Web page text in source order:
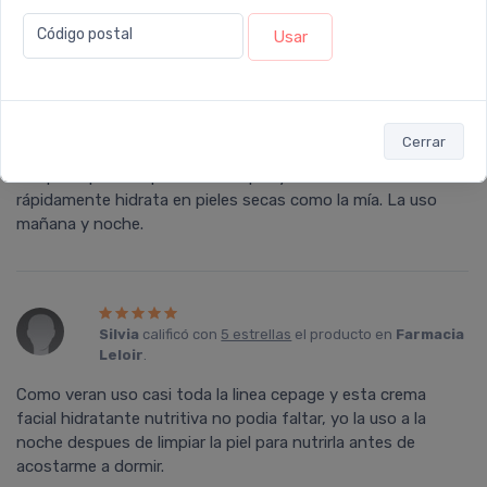
Código postal Usar
Cerrar
Tengo la piel seca, sensible y con rosácea, y la verdad que
estoy sintiendo el cambio con esta crema. Es densa cuando
rápidamente hidrata en pieles secas como la mí­a. La uso
mañana y noche.
Silvia calificó con 5 estrellas el producto en Farmacia
Leloir.
Como veran uso casi toda la linea cepage y esta crema
facial hidratante nutritiva no podia faltar, yo la uso a la
noche despues de limpiar la piel para nutrirla antes de
acostarme a dormir.